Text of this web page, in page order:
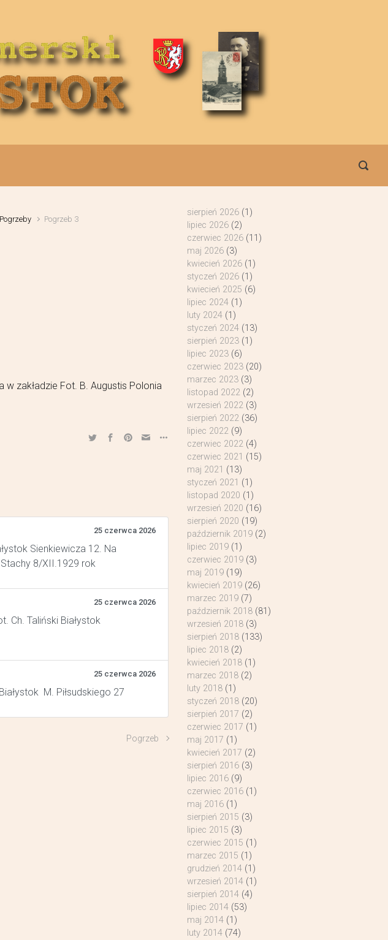
Pogrzeby Pogrzeb 3
zakładzie Fot. B. Augustis Polonia
25 czerwca 2026
Sienkiewicza 12. Na
8/XII.1929 rok
25 czerwca 2026
Ch. Taliński Białystok
25 czerwca 2026
M. Piłsudskiego 27
Pogrzeb
sierpień 2026(1)
lipiec 2026(2)
czerwiec 2026(11)
maj 2026(3)
kwiecień 2026(1)
styczeń 2026(1)
kwiecień 2025 (6)
lipiec 2024(1)
luty 2024(1)
styczeń 2024(13)
sierpień 2023(1)
lipiec 2023(6)
czerwiec 2023(20)
marzec 2023(3)
listopad 2022(2)
wrzesień 2022(3)
sierpień 2022(36)
lipiec 2022(9)
czerwiec 2022(4)
czerwiec 2021 (15)
maj 2021 (13)
styczeń 2021 (1)
listopad 2020 (1)
wrzesień 2020 (16)
sierpień 2020 (19)
październik 2019(2)
lipiec 2019(1)
czerwiec 2019(3)
maj 2019(19)
kwiecień 2019(26)
marzec 2019(7)
październik 2018(81)
wrzesień 2018(3)
sierpień 2018(133)
lipiec 2018(2)
kwiecień 2018(1)
marzec 2018(2)
luty 2018(1)
styczeń 2018(20)
sierpień 2017 (2)
czerwiec 2017 (1)
maj 2017 (1)
kwiecień 2017 (2)
sierpień 2016(3)
lipiec 2016(9)
czerwiec 2016(1)
maj 2016(1)
sierpień 2015 (3)
lipiec 2015 (3)
czerwiec 2015 (1)
marzec 2015 (1)
grudzień 2014(1)
wrzesień 2014(1)
sierpień 2014(4)
lipiec 2014(53)
maj 2014(1)
luty 2014(74)